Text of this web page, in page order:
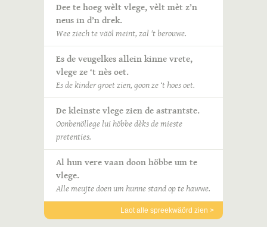
Dee te hoeg wèlt vlege, vèlt mèt z’n
neus in d’n drek.
Wee ziech te väöl meint, zal 't berouwe.
Es de veugelkes allein kinne vrete,
vlege ze ‘t nès oet.
Es de kinder groet zien, goon ze ‘t hoes oet.
De kleinste vlege zien de astrantste.
Oonbenöllege lui höbbe dèks de mieste
pretenties.
Al hun vere vaan doon höbbe um te
vlege.
Alle meujte doen um hunne stand op te hawwe.
Laot alle spreekwäörd zien >